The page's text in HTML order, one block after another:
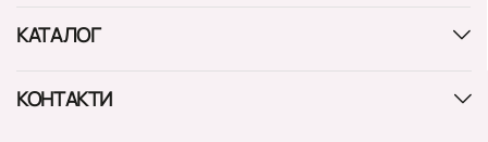
КАТАЛОГ
КОНТАКТИ